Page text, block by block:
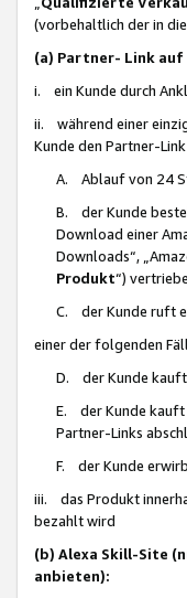
(vorbehaltlich der in
(a) Partner- Link auf
i. ein Kunde durch
ii. während einer
Kunde den Partner-
A. Ablauf von 24
B. der Kunde
Download einer
Downloads“,
Produkt“)
C. der Kunde ruft
einer der folgenden
D. der Kunde
E. der Kunde kauft
Partner-Links
F. der Kunde
iii. das Produkt
bezahlt wird
(b) Alexa Skill-Site
anbieten):